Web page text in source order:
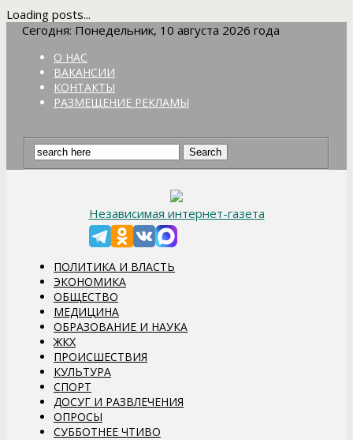
Loading posts...
Сегодня: Понедельник, 10 августа 2026 года
О НАС
ВАКАНСИИ
КОНТАКТЫ
РАЗМЕЩЕНИЕ РЕКЛАМЫ
Независимая интернет-газета
ПОЛИТИКА И ВЛАСТЬ
ЭКОНОМИКА
ОБЩЕСТВО
МЕДИЦИНА
ОБРАЗОВАНИЕ И НАУКА
ЖКХ
ПРОИСШЕСТВИЯ
КУЛЬТУРА
СПОРТ
ДОСУГ И РАЗВЛЕЧЕНИЯ
ОПРОСЫ
СУББОТНЕЕ ЧТИВО